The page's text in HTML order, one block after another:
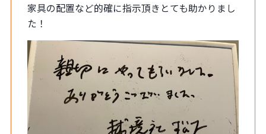
家具の配置など的確に指示頂きとても助かりまし
た！